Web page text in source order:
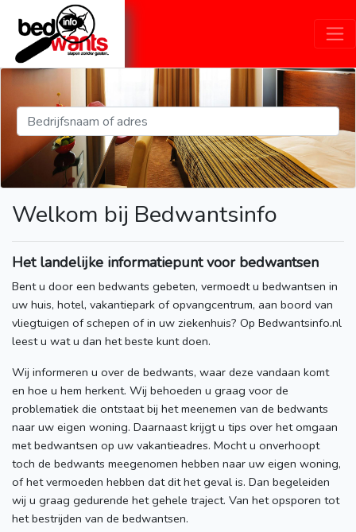
Welkom bij Bedwantsinfo
Het landelijke informatiepunt voor bedwantsen
Bent u door een bedwants gebeten, vermoedt u bedwantsen in
uw huis, hotel, vakantiepark of opvangcentrum, aan boord van
vliegtuigen of schepen of in uw ziekenhuis? Op Bedwantsinfo.nl
leest u wat u dan het beste kunt doen.
Wij informeren u over de bedwants, waar deze vandaan komt
en hoe u hem herkent. Wij behoeden u graag voor de
problematiek die ontstaat bij het meenemen van de bedwants
naar uw eigen woning. Daarnaast krijgt u tips over het omgaan
met bedwantsen op uw vakantieadres. Mocht u onverhoopt
toch de bedwants meegenomen hebben naar uw eigen woning,
of het vermoeden hebben dat dit het geval is. Dan begeleiden
wij u graag gedurende het gehele traject. Van het opsporen tot
het bestrijden van de bedwantsen.